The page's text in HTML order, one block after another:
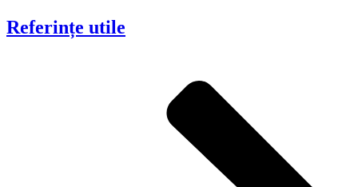
Referințe utile